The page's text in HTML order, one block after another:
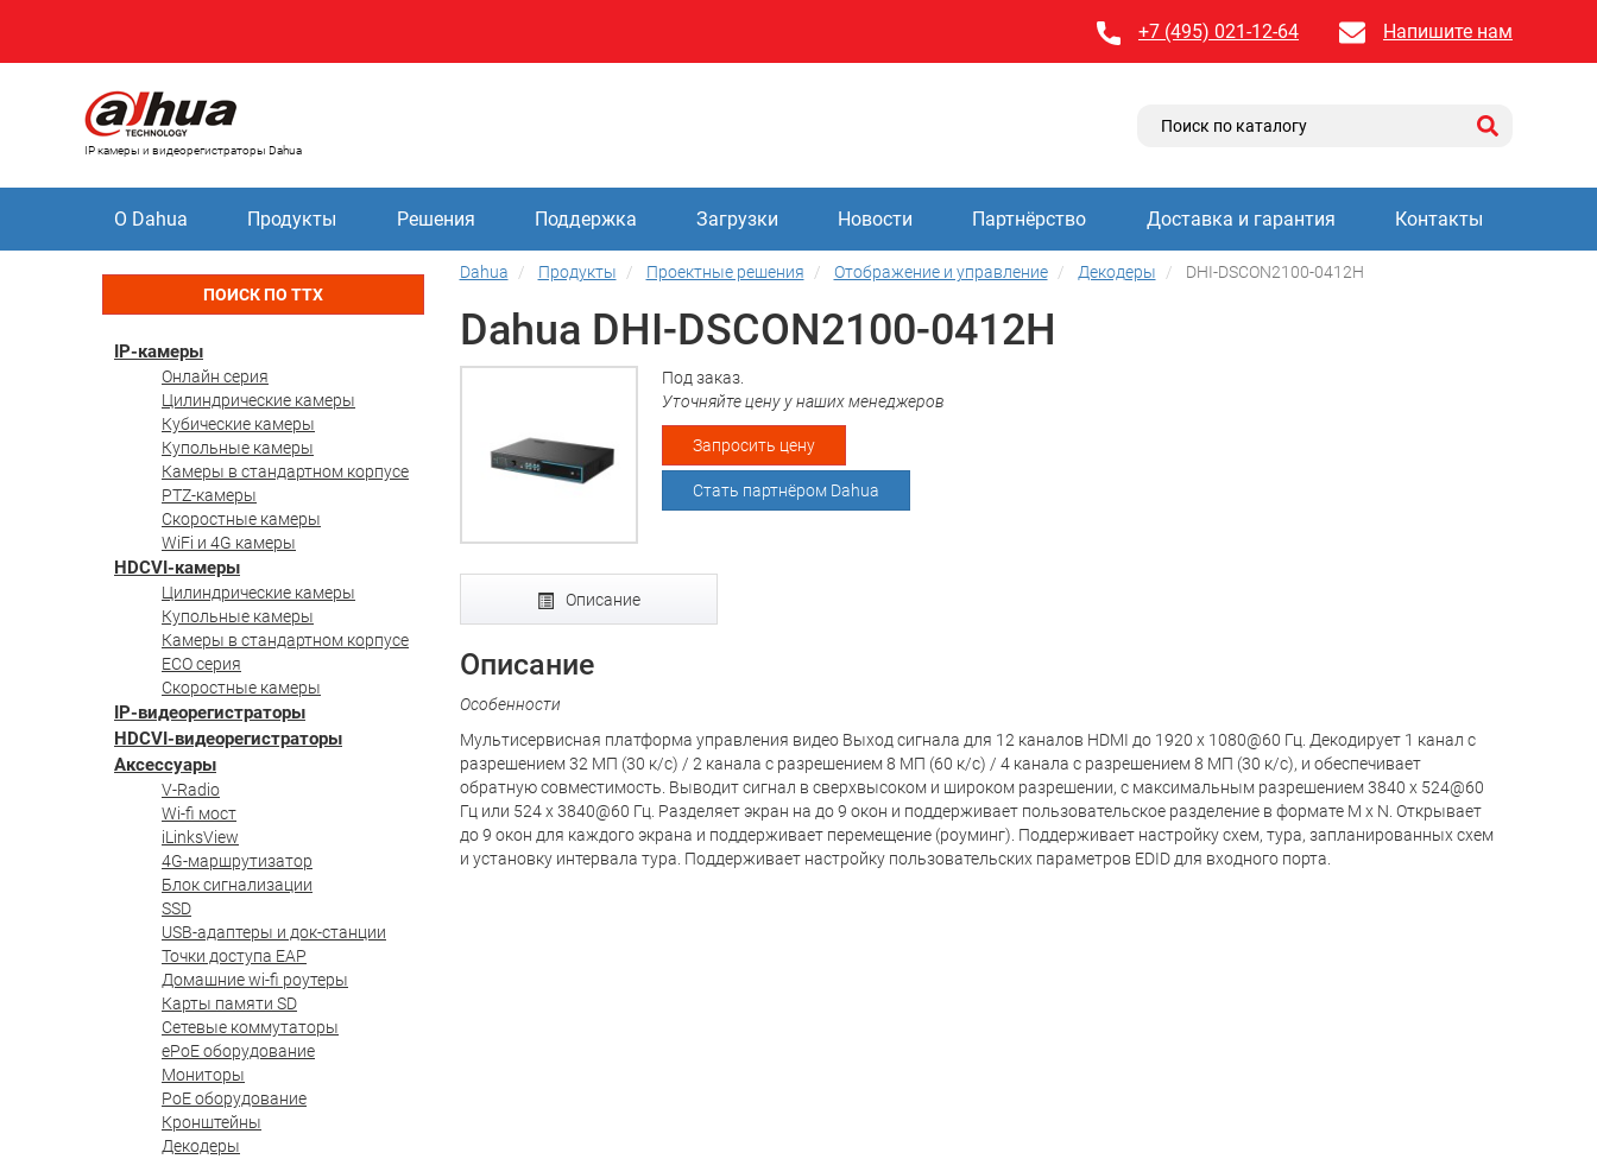
+7 (495) 021-12-64 Напишите нам
IP камеры и видеорегистраторы Dahua
О Dahua Продукты Решения Поддержка Загрузки Новости Партнёрство Доставка и гарантия Контакты
ПОИСК ПО ТТХ
IP-камеры
Онлайн серия
Цилиндрические камеры
Кубические камеры
Купольные камеры
Камеры в стандартном корпусе
PTZ-камеры
Скоростные камеры
WiFi и 4G камеры
HDCVI-камеры
Цилиндрические камеры
Купольные камеры
Камеры в стандартном корпусе
ECO серия
Скоростные камеры
IP-видеорегистраторы
HDCVI-видеорегистраторы
Аксессуары
V-Radio
Wi-fi мост
iLinksView
4G-маршрутизатор
Блок сигнализации
SSD
USB-адаптеры и док-станции
Точки доступа EAP
Домашние wi-fi роутеры
Карты памяти SD
Сетевые коммутаторы
ePoE оборудование
Мониторы
PoE оборудование
Кронштейны
Декодеры
Dahua Продукты Проектные решения Отображение и управление Декодеры DHI-DSCON2100-0412H
Dahua DHI-DSCON2100-0412H
Под заказ.
Уточняйте цену у наших менеджеров
Запросить цену
Стать партнёром Dahua
Описание
Описание
Особенности
Мультисервисная платформа управления видео Выход сигнала для 12 каналов HDMI до 1920 x 1080@60 Гц. Декодирует 1 канал с
разрешением 32 МП (30 к/с) / 2 канала с разрешением 8 МП (60 к/с) / 4 канала с разрешением 8 МП (30 к/с), и обеспечивает
обратную совместимость. Выводит сигнал в сверхвысоком и широком разрешении, с максимальным разрешением 3840 x 524@60
Гц или 524 x 3840@60 Гц. Разделяет экран на до 9 окон и поддерживает пользовательское разделение в формате M x N. Открывает
до 9 окон для каждого экрана и поддерживает перемещение (роуминг). Поддерживает настройку схем, тура, запланированных схем
и установку интервала тура. Поддерживает настройку пользовательских параметров EDID для входного порта.